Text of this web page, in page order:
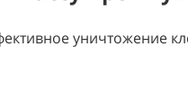
уничтожение